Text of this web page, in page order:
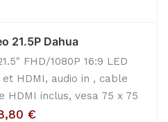
21.5P Dahua
FHD/1080P 16:9 LED
HDMI, audio in , cable
inclus, vesa 75 x 75
€